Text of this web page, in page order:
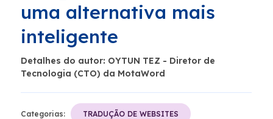
uma alternativa mais
inteligente
Detalhes do autor: OYTUN TEZ - Diretor de
Tecnologia (CTO) da MotaWord
Categorias: TRADUÇÃO DE WEBSITES